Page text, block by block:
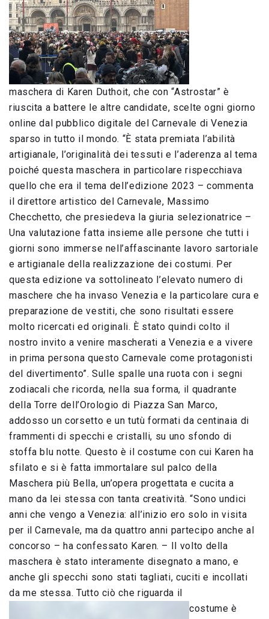
maschera di Karen Duthoit, che con “Astrostar” è
riuscita a battere le altre candidate, scelte ogni giorno
online dal pubblico digitale del Carnevale di Venezia
sparso in tutto il mondo. “È stata premiata l’abilità
artigianale, l’originalità dei tessuti e l’aderenza al tema
poiché questa maschera in particolare rispecchiava
quello che era il tema dell’edizione 2023 – commenta
il direttore artistico del Carnevale, Massimo
Checchetto, che presiedeva la giuria selezionatrice –
Una valutazione fatta insieme alle persone che tutti i
giorni sono immerse nell’affascinante lavoro sartoriale
e artigianale della realizzazione dei costumi. Per
questa edizione va sottolineato l’elevato numero di
maschere che ha invaso Venezia e la particolare cura e
preparazione de vestiti, che sono risultati essere
molto ricercati ed originali. È stato quindi colto il
nostro invito a venire mascherati a Venezia e a vivere
in prima persona questo Carnevale come protagonisti
del divertimento”. Sulle spalle una ruota con i segni
zodiacali che ricorda, nella sua forma, il quadrante
della Torre dell’Orologio di Piazza San Marco,
addosso un corsetto e un tutù formati da centinaia di
frammenti di specchi e cristalli, su uno sfondo di
stoffa blu notte. Questo è il costume con cui Karen ha
sfilato e si è fatta immortalare sul palco della
Maschera più Bella, un’opera progettata e cucita a
mano da lei stessa con tanta creatività. “Sono undici
anni che vengo a Venezia: all’inizio ero solo in visita
per il Carnevale, ma da quattro anni partecipo anche al
concorso – ha confessato Karen. – Il volto della
maschera è stato interamente disegnato a mano, e
anche gli specchi sono stati tagliati, cuciti e incollati
da me stessa. Tutto ciò che riguarda il
costume è